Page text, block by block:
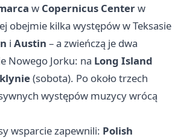
w Copernicus Centerw
obejmie kilka występów w Teksasie
i Austin – a zwieńczą je dwa
Nowego Jorku: na Long Island
(sobota). Po około trzech
występów muzycy wrócą
wsparcie zapewnili: Polish